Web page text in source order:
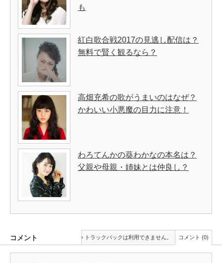
も
紅白歌合戦2017の見逃し配信は？
無料で賢く観るなら？
高畑充希の歌がうまいのはなぜ？
かわいい小悪魔の目力に注意！
わろてんかの葵わかなの本名は？
父親や母親・姉妹とは仲良し？
コメント トラックバックは利用できません。 コメント (0)